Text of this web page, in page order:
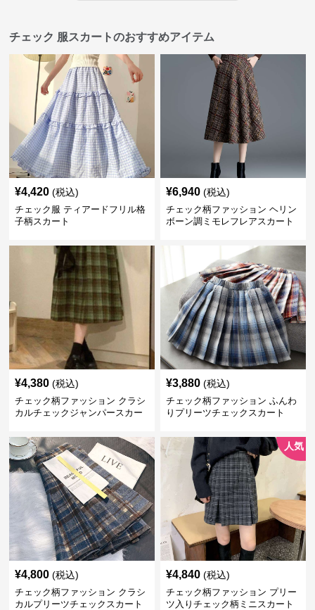
チェック 服スカートのおすすめアイテム
¥4,420 (税込)
チェック服 ティアードフリル格
子柄スカート
¥6,940 (税込)
チェック柄ファッション ヘリン
ボーン調ミモレフレアスカート
¥4,380 (税込)
チェック柄ファッション クラシ
カルチェックジャンパースカー
¥3,880 (税込)
チェック柄ファッション ふんわ
りプリーツチェックスカート
¥4,800 (税込)
チェック柄ファッション クラシ
カルプリーツチェックスカート
人気
¥4,840 (税込)
チェック柄ファッション プリー
ツ入りチェック柄ミニスカート